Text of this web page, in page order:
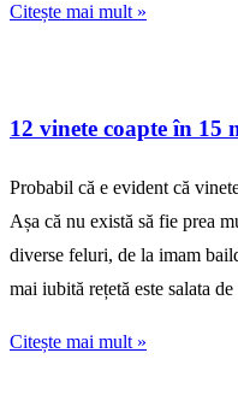
Citește mai mult »
12 vinete coapte în 15
Probabil că e evident că
Așa că nu există să fie prea
diverse feluri, de la imam
mai iubită rețetă este salata
Citește mai mult »